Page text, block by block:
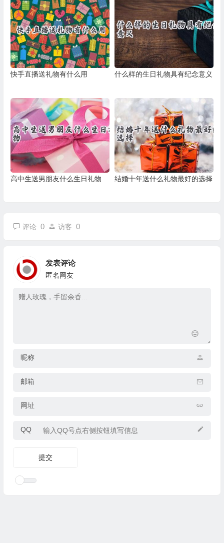
快手直播送礼物有什么用 什么样的生日礼物具有纪念意义
高中生送男朋友什么生日礼物 结婚十年送什么礼物最好的选择
评论 0 访客 0
发表评论
匿名网友
昵称
邮箱
网址
QQ